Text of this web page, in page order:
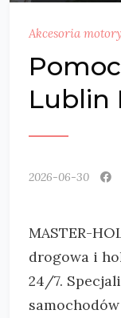
Akcesoria
Lublin
2026-06-30
MASTER-
drogowa i
24/7.